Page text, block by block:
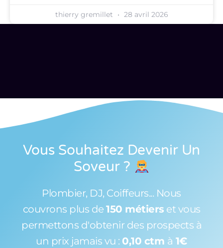
thierry gremillet 28 avril 2026
Vous Souhaitez Devenir Un
Soveur ?
Plombier, DJ, Coiffeurs... Nous
couvrons plus de 150 métiers et vous
permettons d'obtenir des prospects à
un prix jamais vu : 0,10 ctm à 1€